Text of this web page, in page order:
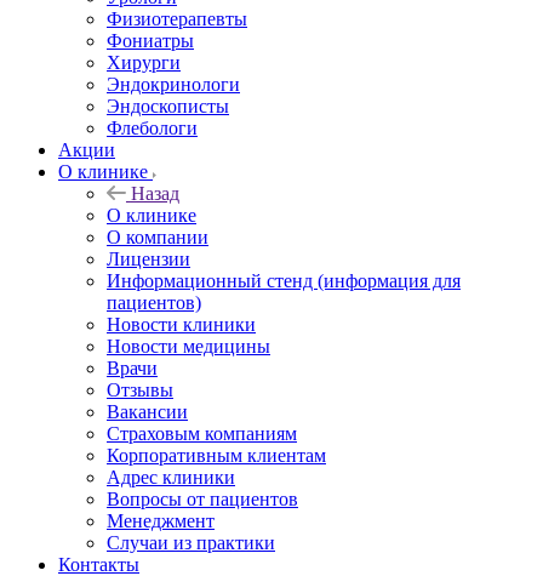
Физиотерапевты
Фониатры
Хирурги
Эндокринологи
Эндоскописты
Флебологи
Акции
О клинике
Назад
О клинике
О компании
Лицензии
Информационный стенд (информация для
пациентов)
Новости клиники
Новости медицины
Врачи
Отзывы
Вакансии
Страховым компаниям
Корпоративным клиентам
Адрес клиники
Вопросы от пациентов
Менеджмент
Случаи из практики
Контакты